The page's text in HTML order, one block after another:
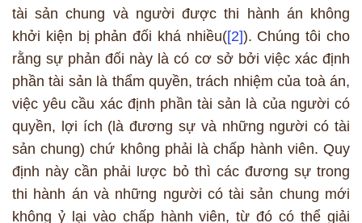
tài sản chung và người được thi hành án không
khởi kiện bị phản đối khá nhiều([2]). Chúng tôi cho
rằng sự phản đối này là có cơ sở bởi việc xác định
phần tài sản là thẩm quyền, trách nhiệm của toà án,
việc yêu cầu xác định phần tài sản là của người có
quyền, lợi ích (là đương sự và những người có tài
sản chung) chứ không phải là chấp hành viên. Quy
định này cần phải lược bỏ thì các đương sự trong
thi hành án và những người có tài sản chung mới
không ỷ lại vào chấp hành viên, từ đó có thể giải